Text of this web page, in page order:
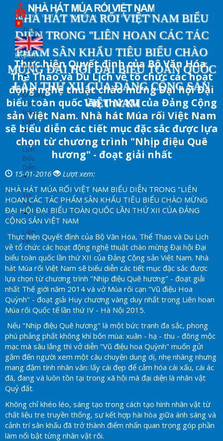
dung
English
Trang
chủ
Giới
thiệu
Chương
Trình
Biểu
Diễn
Lịch
Biểu
Diễn
Tin
Tức
Liên
Hệ
NHÀ HÁT MÚA RỐI VIỆT NAM BIỂU
DIỄN TRONG "LIÊN HOAN CÁC TÁC
PHẨM SÂN KHẤU TIÊU BIỂU CHÀO
MỪNG ĐẠI HỘI ĐẠI BIỂU TOÀN QUỐC
LẦN THỨ XII CỦA ĐẢNG CỘNG SẢN
VIỆT NAM
Thực hiện Quyết định của Bộ Văn Hóa,
Thể Thao và Du Lịch về tổ chức các hoạt
động nghệ thuật chào mừng Đại hội Đại
biểu toàn quốc lần thứ XII của Đảng Cộng
sản Việt Nam. Nhà hát Múa rối Việt Nam
sẽ biểu diễn các tiết mục đặc sắc được lựa
chọn từ chương trình "Nhịp điệu Quê
hương" - đoạt giải nhất
15-01-2016
Lượt xem:
NHÀ HÁT MÚA RỐI VIỆT NAM BIỂU DIỄN TRONG "LIÊN
HOAN CÁC TÁC PHẨM SÂN KHẤU TIÊU BIỂU CHÀO MỪNG
ĐẠI HỘI ĐẠI BIỂU TOÀN QUỐC LẦN THỨ XII CỦA ĐẢNG
CỘNG SẢN VIỆT NAM
Thực hiện Quyết định của Bộ Văn Hóa, Thể Thao và Du Lịch
về tổ chức các hoạt động nghệ thuật chào mừng Đại hội Đại
biểu toàn quốc lần thứ XII của Đảng Cộng sản Việt Nam. Nhà
hát Múa rối Việt Nam sẽ biểu diễn các tiết mục đặc sắc được
lựa chọn từ chương trình "Nhịp điệu Quê hương" - đoạt giải
nhất Thế giới năm 2014 và vở Múa rối cạn "Vũ điệu Hoa
Quỳnh" - đoạt giải Huy chương vàng duy nhất trong Liên hoan
Múa rối Quốc tế lần thứ IV - Hà Nội 2015.
Nếu "Nhịp điệu Quê hương" là một bức tranh đa sắc, phong
phú phảng phất không khí bốn mùa: xuân - hạ - thu - đông mộc
mạc mà sâu lắng thì vở diễn "Vũ điệu hoa Quỳnh" muốn gửi
gắm đến người xem một câu chuyện dung dị, nhẹ nhàng nhưng
mang đậm tính nhân văn: lấy cái đẹp để cảm hóa cái xấu, cái ác
đã, đang và luôn tồn tại trong xã hội mà đại diện là nhân vật
Quỷ đất.
Không chỉ khéo léo, sáng tạo trong cách tạo hình nhân vật từ
chất liệu tre truyền thống, sự kết hợp hài hòa giữa ánh sáng và
cảnh trí sân khấu đã trở thành điểm nhấn quan trọng góp phần
làm nổi bật từng nhân vật rối.